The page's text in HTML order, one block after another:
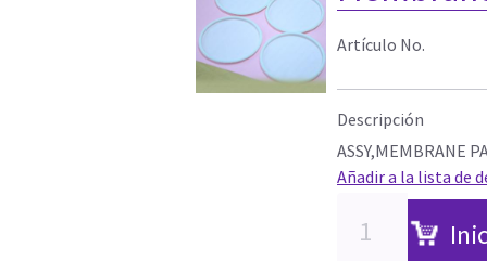
Artículo No.
Descripción
ASSY,MEMBRANE
Añadir a la lista de